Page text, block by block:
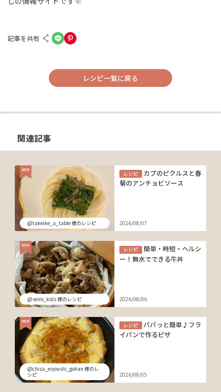
記事を共有
レシピ一覧に戻る
関連記事
@takeike_a_table 様のレシピ
レシピ
カブのピクルスと春
菊のアンチョビソース
2026/08/07
@seiro_kids 様のレシピ
レシピ
簡単・時短・ヘルシ
ー！無水でできる牛丼
2026/08/06
@chisa_eiyoushi_gohan 様のレ
シピ
レシピ
パパっと簡単♪フラ
イパンで作るピザ
2026/08/05